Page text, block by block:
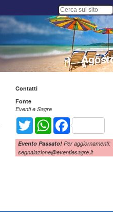
Contatti
Fonte
Eventi e Sagre
Twitter WhatsAppFacebook
Evento Passato! Per aggiornamenti:
segnalazione@eventiesagre.it